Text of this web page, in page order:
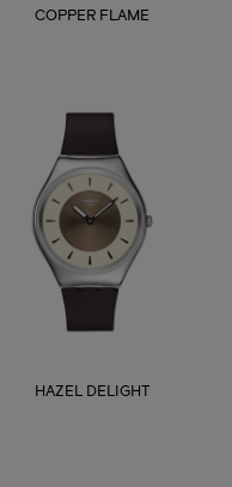
COPPER FLAME
HAZEL DELIGHT